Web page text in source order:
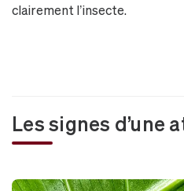
clairement l’insecte.
Les signes d’une